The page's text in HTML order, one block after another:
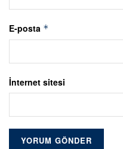
E-posta *
İnternet sitesi